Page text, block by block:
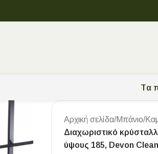
Tα
Αρχική σελίδα/Μπάνιο/
Διαχωριστικό
ύψους 185, Devon